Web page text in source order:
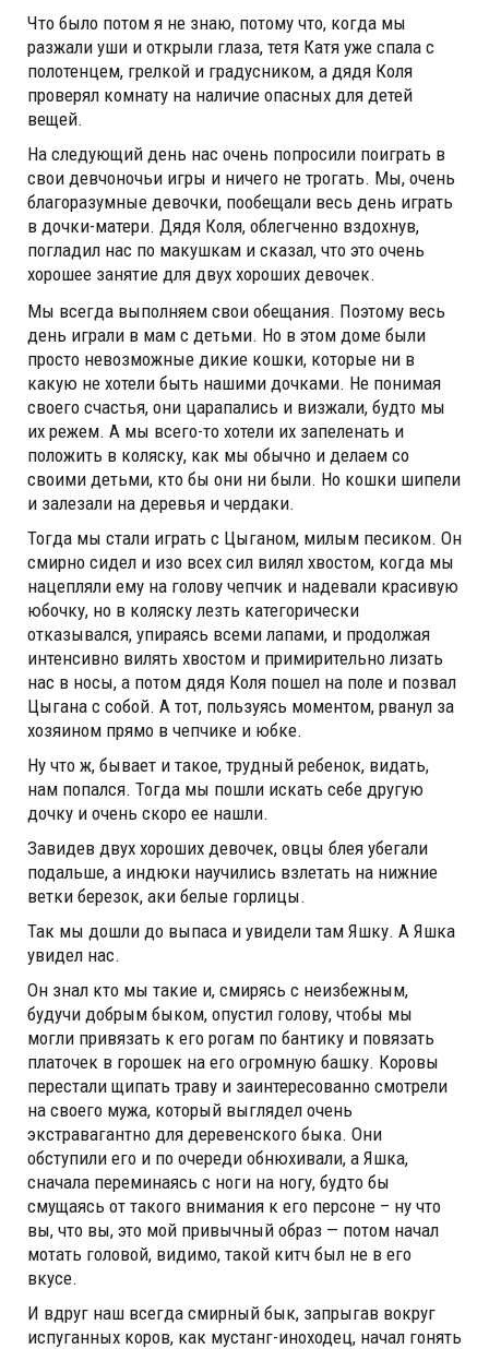
Что было потом я не знаю, потому что, когда мы
разжали уши и открыли глаза, тетя Катя уже спала с
полотенцем, грелкой и градусником, а дядя Коля
проверял комнату на наличие опасных для детей
вещей.
На следующий день нас очень попросили поиграть в
свои девчоночьи игры и ничего не трогать. Мы, очень
благоразумные девочки, пообещали весь день играть
в дочки-матери. Дядя Коля, облегченно вздохнув,
погладил нас по макушкам и сказал, что это очень
хорошее занятие для двух хороших девочек.
Мы всегда выполняем свои обещания. Поэтому весь
день играли в мам с детьми. Но в этом доме были
просто невозможные дикие кошки, которые ни в
какую не хотели быть нашими дочками. Не понимая
своего счастья, они царапались и визжали, будто мы
их режем. А мы всего-то хотели их запеленать и
положить в коляску, как мы обычно и делаем со
своими детьми, кто бы они ни были. Но кошки шипели
и залезали на деревья и чердаки.
Тогда мы стали играть с Цыганом, милым песиком. Он
смирно сидел и изо всех сил вилял хвостом, когда мы
нацепляли ему на голову чепчик и надевали красивую
юбочку, но в коляску лезть категорически
отказывался, упираясь всеми лапами, и продолжая
интенсивно вилять хвостом и примирительно лизать
нас в носы, а потом дядя Коля пошел на поле и позвал
Цыгана с собой. А тот, пользуясь моментом, рванул за
хозяином прямо в чепчике и юбке.
Ну что ж, бывает и такое, трудный ребенок, видать,
нам попался. Тогда мы пошли искать себе другую
дочку и очень скоро ее нашли.
Завидев двух хороших девочек, овцы блея убегали
подальше, а индюки научились взлетать на нижние
ветки березок, аки белые горлицы.
Так мы дошли до выпаса и увидели там Яшку. А Яшка
увидел нас.
Он знал кто мы такие и, смирясь с неизбежным,
будучи добрым быком, опустил голову, чтобы мы
могли привязать к его рогам по бантику и повязать
платочек в горошек на его огромную башку. Коровы
перестали щипать траву и заинтересованно смотрели
на своего мужа, который выглядел очень
экстравагантно для деревенского быка. Они
обступили его и по очереди обнюхивали, а Яшка,
сначала переминаясь с ноги на ногу, будто бы
смущаясь от такого внимания к его персоне – ну что
вы, что вы, это мой привычный образ — потом начал
мотать головой, видимо, такой китч был не в его
вкусе.
И вдруг наш всегда смирный бык, запрыгав вокруг
испуганных коров, как мустанг-иноходец, начал гонять